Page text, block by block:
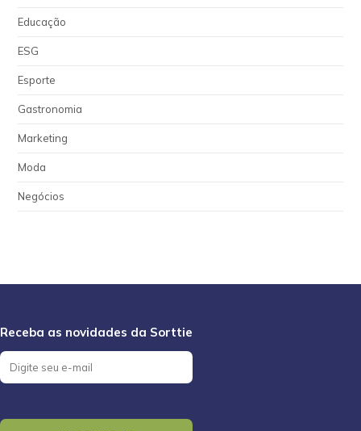
Educação
ESG
Esporte
Gastronomia
Marketing
Moda
Negócios